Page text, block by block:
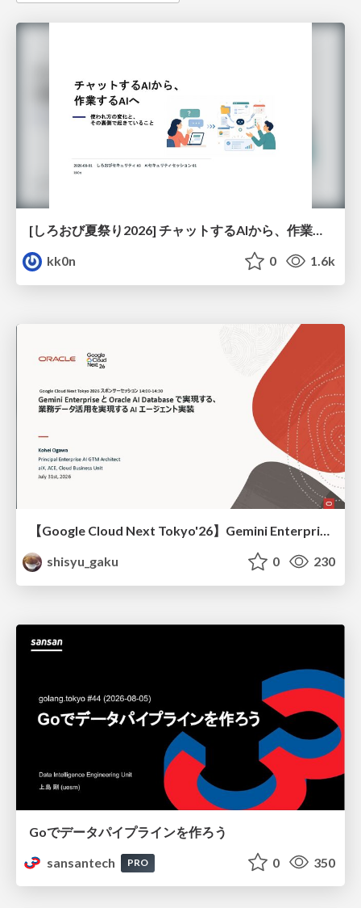
kk0n
0 1.6k
【Google Cloud Next Tokyo'26】Gemini Enterprise と Oracle AI Database で実現する、 業務データ活用を実現する AI エージェント実装
shisyu_gaku
0 230
Goでデータパイプラインを作ろう
sansantech
PRO 0 350